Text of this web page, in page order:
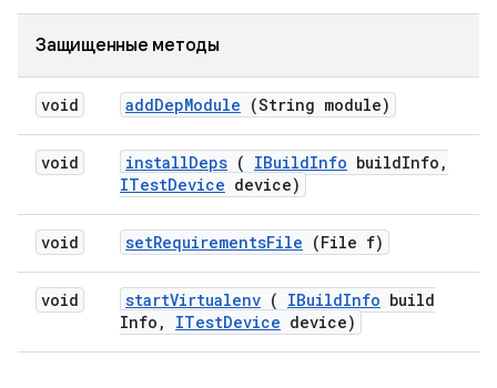
Защищенные методы
void addDepModule (String module)
void installDeps ( IBuildInfo buildInfo ,
ITestDevice device)
void setRequirementsFile (File f)
void startVirtualenv ( IBuildInfo build
Info , ITestDevice device)